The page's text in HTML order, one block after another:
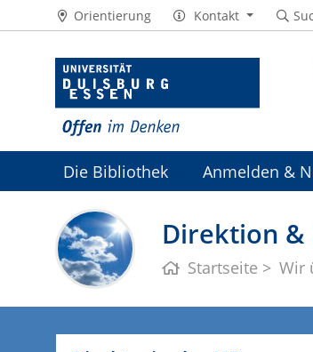
Orientierung Kontakt
Die Bibliothek Anmelden &
Universitätsarchiv
Direktion &
Startseite Wir